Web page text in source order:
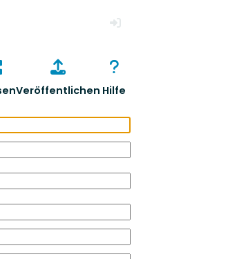
Veröffentlichen Hilfe